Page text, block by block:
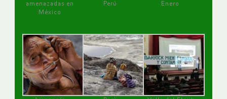
amenazadas en
México
Perú
Enero